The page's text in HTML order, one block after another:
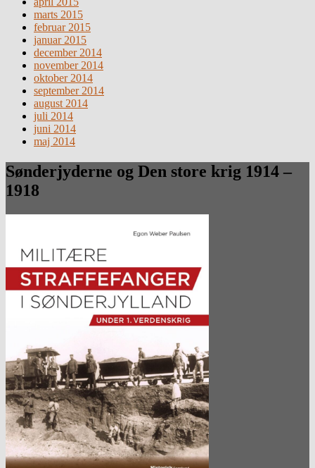
marts 2015
februar 2015
januar 2015
december 2014
november 2014
oktober 2014
september 2014
august 2014
juli 2014
juni 2014
maj 2014
Sønderjyderne og Den store krig 1914 –
1918